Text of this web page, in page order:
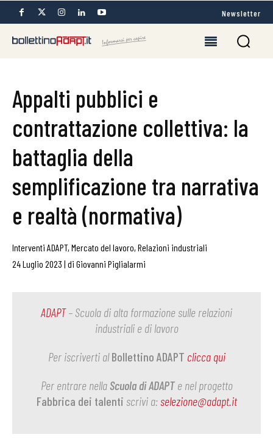
Newsletter
Appalti pubblici e
contrattazione collettiva: la
battaglia della
semplificazione tra narrativa
e realtà (normativa)
Interventi ADAPT, Mercato del lavoro, Relazioni industriali
24 Luglio 2023 | di Giovanni Piglialarmi
ADAPT– Scuola di alta formazione sulle relazioni
industriali e di lavoro
Per iscriverti alBollettino ADAPT clicca qui
Per entrare nella Scuola di ADAPTe nel progetto
Fabbrica dei talenti scrivi a:selezione@adapt.it